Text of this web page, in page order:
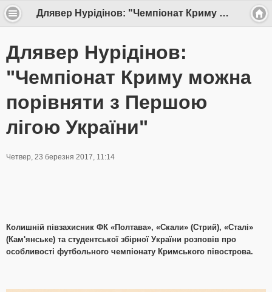
Длявер Нурідінов: "Чемпіонат Криму можна порівняти з Першою лігою України"
Длявер Нурідінов:
"Чемпіонат Криму можна
порівняти з Першою
лігою України"
Четвер, 23 березня 2017, 11:14
Колишній півзахисник ФК «Полтава», «Скали» (Стрий), «Сталі»
(Кам'янське) та студентської збірної України розповів про
особливості футбольного чемпіонату Кримського півострова.